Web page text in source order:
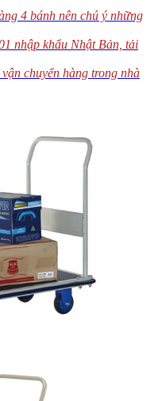
4 bánh nên chú ý những
nhập khẩu Nhật Bản, tải
chuyển hàng trong nhà